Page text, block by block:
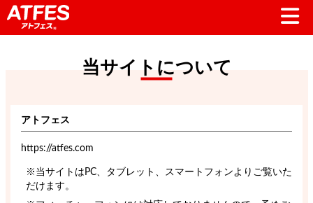
当サイトについて
アトフェス
https://atfes.com
※当サイトはPC、タブレット、スマートフォンよりご覧いた
だけます。